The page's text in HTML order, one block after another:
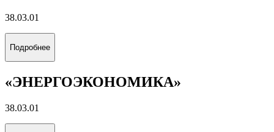
38.03.01
Подробнее
«ЭНЕРГОЭКОНОМИКА»
38.03.01